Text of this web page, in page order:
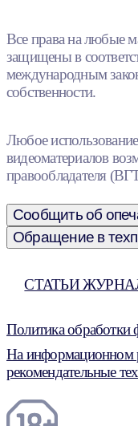
Все права на любые
защищены в
международным
собственности.
Любое
видеоматериалов
правообладателя
Сообщить об
Обращение в
СТАТЬИ
Политика обработки
На информационном
рекомендательные